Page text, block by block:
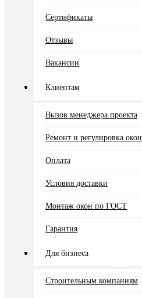
Сертификаты
Отзывы
Вакансии
Клиентам
Вызов менеджера проекта
Ремонт и регулировка окон
Оплата
Условия доставки
Монтаж окон по ГОСТ
Гарантия
Для бизнеса
Строительным компаниям